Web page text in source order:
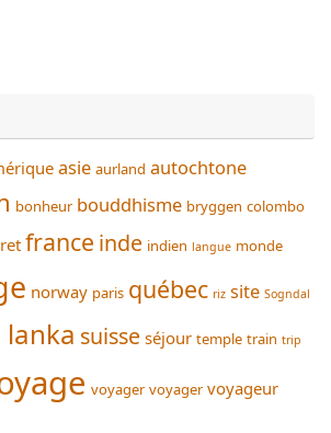
asie aurland autochtone
bonheur bouddhisme bryggen colombo
france inde indien langue monde
norway paris québec riz site Sogndal
lanka suisse séjour temple train trip
voyager voyager voyageur